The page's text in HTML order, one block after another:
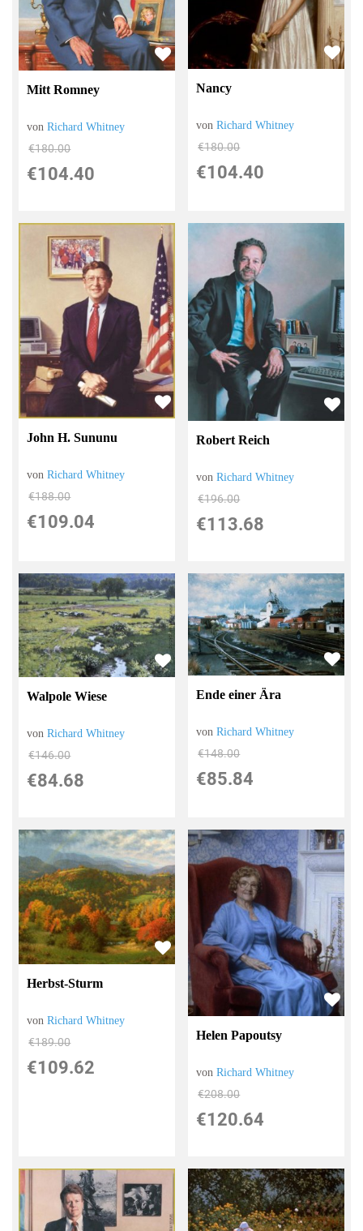
Mitt Romney
vonRichard Whitney
€180.00
€104.40
Nancy
vonRichard Whitney
€180.00
€104.40
John H. Sununu
vonRichard Whitney
€188.00
€109.04
Robert Reich
vonRichard Whitney
€196.00
€113.68
Walpole Wiese
vonRichard Whitney
€146.00
€84.68
Ende einer Ära
vonRichard Whitney
€148.00
€85.84
Herbst-Sturm
vonRichard Whitney
€189.00
€109.62
Helen Papoutsy
vonRichard Whitney
€208.00
€120.64